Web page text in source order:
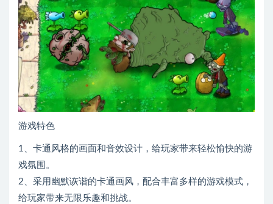
游戏特色
1、卡通风格的画面和音效设计，给玩家带来轻松愉快的游
戏氛围。
2、采用幽默诙谐的卡通画风，配合丰富多样的游戏模式，
给玩家带来无限乐趣和挑战。